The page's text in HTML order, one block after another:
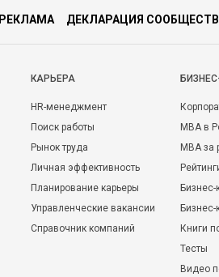
РЕКЛАМА ДЕКЛАРАЦИЯ
КАРЬЕРА
HR-менеджмент
Поиск работы
Рынок труда
Личная эффективность
Планирование карьеры
Управленческие вакансии
Справочник компаний
MBA в
MBA
Бизнес-
Книги
Тесты
Видео